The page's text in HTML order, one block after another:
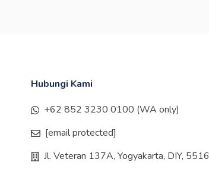
Hubungi Kami
+62 852 3230 0100 (WA only)
[email protected]
Jl. Veteran 137A, Yogyakarta, DIY,